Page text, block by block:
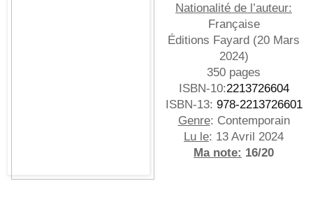
Nationalité de l’auteur:
Française
Éditions Fayard (20 Mars
2024)
350 pages
ISBN-10:2213726604
ISBN-13: 978-2213726601
Genre: Contemporain
Lu le: 13 Avril 2024
Ma note: 16/20